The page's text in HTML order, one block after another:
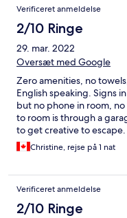
Verificeret anmeldelse
2/10 Ringe
29. mar. 2022
Oversæt med Google
Zero amenities, no
English speaking. Signs
but no phone in room,
to room is through a
to get creative to escape.
Christine, rejse på 1 nat
Verificeret anmeldelse
2/10 Ringe